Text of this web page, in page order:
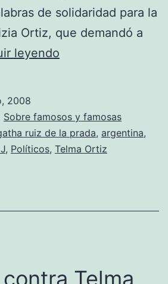
de solidaridad para la
Ortiz, que demandó a
leyendo
Telma
2008
Sobre famosos y famosas
ruiz de la prada, argentina,
, Políticos, Telma Ortiz
Telma